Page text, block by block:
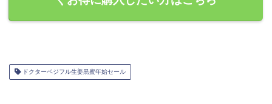
ドクターベジフル生姜黒蜜年始セール